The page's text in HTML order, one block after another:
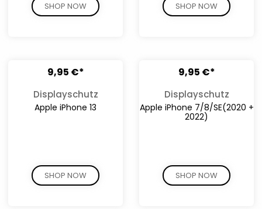
SHOP NOW SHOP NOW
9,95 €*
Displayschutz
Apple iPhone 13
SHOP NOW
9,95 €*
Displayschutz
Apple iPhone 7/8/SE(2020 +
2022)
SHOP NOW